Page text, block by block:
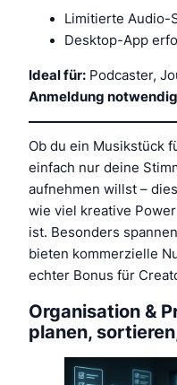
Limitierte Audio-
Desktop-App
Ideal für: Podcaster,
Anmeldung
Ob du ein Musikstück
einfach nur deine
aufnehmen willst –
wie viel kreative
ist. Besonders
bieten kommerzielle
echter Bonus für
Organisation &
planen,